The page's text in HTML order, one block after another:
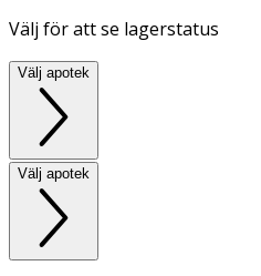
Välj för att se lagerstatus
Välj apotek
Välj apotek